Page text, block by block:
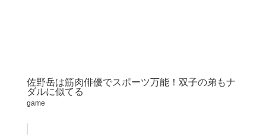
佐野岳は筋肉俳優でスポーツ万能！双子の弟もナ
ダルに似てる
game